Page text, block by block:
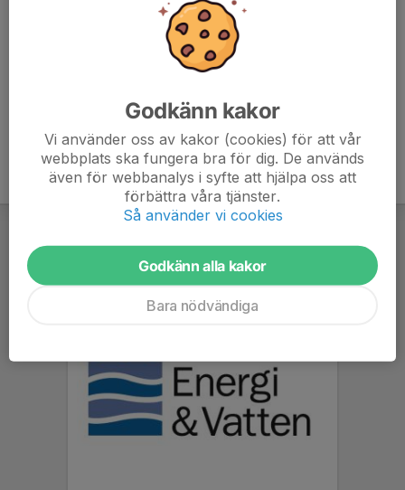
Godkänn kakor
Vi använder oss av kakor (cookies) för att vår
webbplats ska fungera bra för dig. De används
även för webbanalys i syfte att hjälpa oss att
förbättra våra tjänster.
Så använder vi cookies
Godkänn alla kakor
Bara nödvändiga